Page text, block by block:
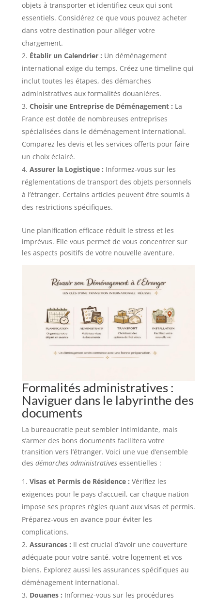
objets à transporter et identifiez ceux qui sont
essentiels. Considérez ce que vous pouvez acheter
dans votre destination pour alléger votre
chargement.
Établir un Calendrier : Un déménagement
international exige du temps. Créez une timeline qui
inclut toutes les étapes, des démarches
administratives aux formalités douanières.
Choisir une Entreprise de Déménagement : La
France est dotée de nombreuses entreprises
spécialisées dans le déménagement international.
Comparez les devis et les services offerts pour faire
un choix éclairé.
Assurer la Logistique : Informez-vous sur les
réglementations de transport des objets personnels
à l’étranger. Certains articles peuvent être soumis à
des restrictions spécifiques.
Une planification efficace réduit le stress et les
imprévus. Elle vous permet de vous concentrer sur
les aspects positifs de votre nouvelle aventure.
Formalités administratives :
Naviguer dans le labyrinthe des
documents
La bureaucratie peut sembler intimidante, mais
s’armer des bons documents facilitera votre
transition vers l’étranger. Voici une vue d’ensemble
des démarches administrativesessentielles :
Visas et Permis de Résidence : Vérifiez les
exigences pour le pays d’accueil, car chaque nation
impose ses propres règles quant aux visas et permis.
Préparez-vous en avance pour éviter les
complications.
Assurances : Il est crucial d’avoir une couverture
adéquate pour votre santé, votre logement et vos
biens. Explorez aussi les assurances spécifiques au
déménagement international.
Douanes : Informez-vous sur les procédures